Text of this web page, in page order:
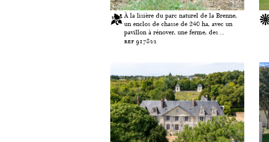
À la lisière du parc naturel de la Brenne,
un enclos de chasse de 240 ha, avec un
pavillon à rénover, une ferme, des ...
ref 917822